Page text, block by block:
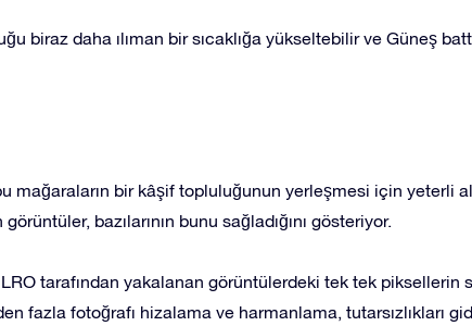
biraz daha ılıman bir sıcaklığa yükseltebilir ve Güneş
mağaraların bir kâşif topluluğunun yerleşmesi için yeterli
görüntüler, bazılarının bunu sağladığını gösteriyor.
LRO tarafından yakalanan görüntülerdeki tek tek piksellerin
fazla fotoğrafı hizalama ve harmanlama, tutarsızlıkları